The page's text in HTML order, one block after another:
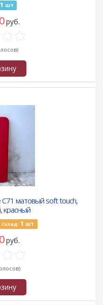
1 шт
руб.
матовый soft touch,
красный
Склад: 1 шт
руб.